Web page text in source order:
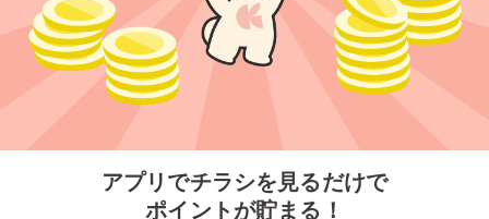
アプリでチラシを見るだけで
ポイントが貯まる！